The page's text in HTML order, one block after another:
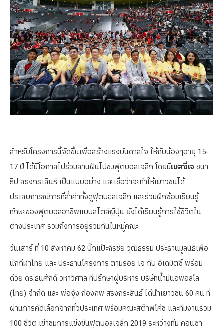
สำหรับโครงการนี้จัดขึ้นเพื่อสร้างแรงบันดาลใจ ให้กับน้องๆอายุ 15-
17 ปี ได้มีโอกาสไปร่วมสานฝันไปชมฟุตบอลเจลีก โดยมีเมสซี่เจ ชนา
ธิป สรงกระสินธ์ เป็นแบบอย่าง และเชื่อว่าจะทำให้เยาวชนได้
ประสบการณ์การที่ล้ำค่าทั้งดูฟุตบอลเจลีก และร่วมฝึกซ้อมเรียนรู้
ทักษะของฟุตบอลอาชีพแบบสไตล์ญี่ปุ่น ยังได้เรียนรู้การใช้ชีวิตใน
ต่างประเทศ รวมถึงการอยู่ร่วมกันในหมู่คณะ
วันเสาร์ ที่ 10 สิงหาคม 62 บิ๊กแป๊ะถิรชัย วุฒิธรรม ประธานมูลนิธิเพื่อ
นักกีฬาไทย และ ประธานโครงการ ตามรอย เจ กับ อิเดมิตซึ พร้อม
ด้วย ดร.ธนศักดิ์ วหาวิศาล ที่ปรึกษาผู้บริหาร บริษัทน้ำมันอพอลโล
(ไทย) จำกัด และ พ่อจุ้ง ก้องภพ สรงกระสินธ์ ได้นำเยาวชน 60 คน ที่
ผ่านการคัดเลือกจากทั่วประเทศ พร้อมคณะสต๊าฟโค้ช และทีมงานรวม
100 ชีวิต เข้าชมการแข่งขันฟุตบอลเจลีก 2019 ระหว่างทีม คอนซา